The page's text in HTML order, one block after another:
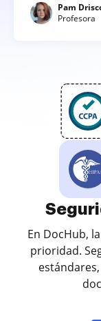
Pam
Profesora
En DocHub,
prioridad.